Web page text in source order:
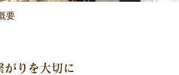
要
がりを大切に